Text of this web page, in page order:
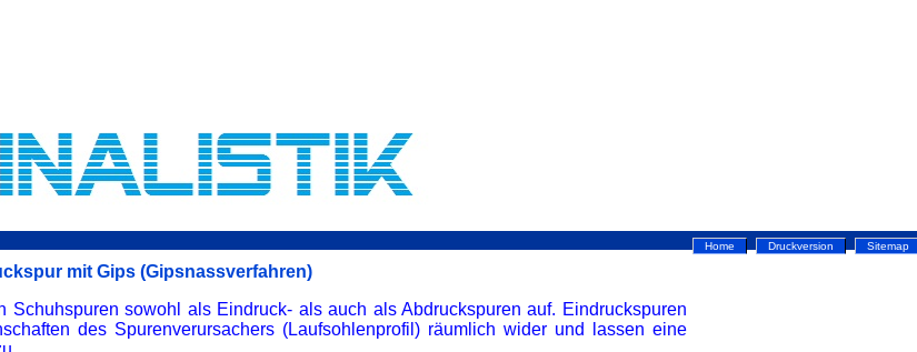
Home Druckversion Sitemap
mit Gips (Gipsnassverfahren)
Schuhspuren sowohl als Eindruck- als auch als Abdruckspuren auf. Eindruckspuren
des Spurenverursachers (Laufsohlenprofil) räumlich wider und lassen eine